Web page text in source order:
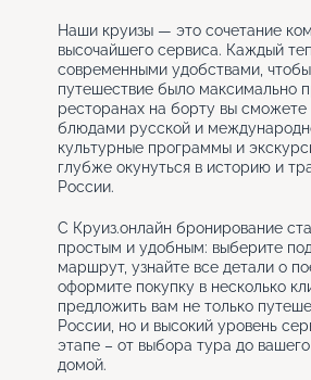
Наши круизы — это сочетание
высочайшего сервиса. Каждый
современными удобствами,
путешествие было максимально
ресторанах на борту вы сможете
блюдами русской и
культурные программы и
глубже окунуться в историю и
России.
С Круиз.онлайн бронирование
простым и удобным: выберите
маршрут, узнайте все детали о
оформите покупку в несколько
предложить вам не только
России, но и высокий уровень
этапе – от выбора тура до
домой.